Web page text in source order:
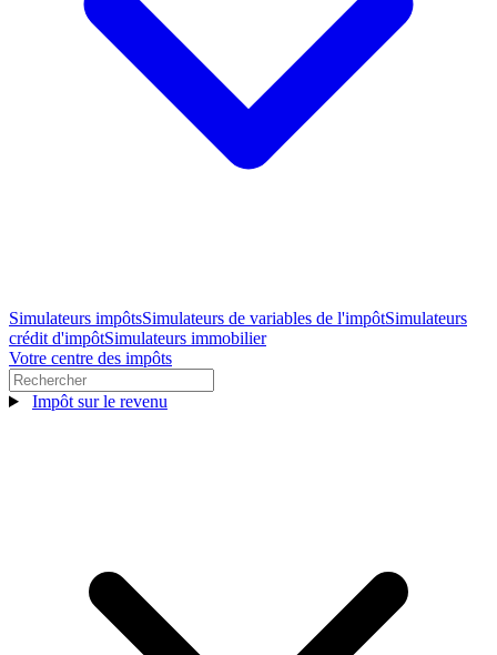
Simulateurs impôtsSimulateurs de variables de l'impôtSimulateurs
crédit d'impôtSimulateurs immobilier
Votre centre des impôts
Impôt sur le revenu